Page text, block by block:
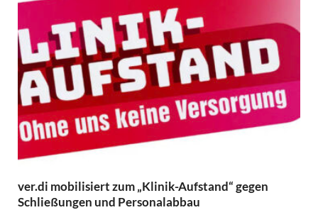
ver.di mobilisiert zum „Klinik-Aufstand“ gegen
Schließungen und Personalabbau